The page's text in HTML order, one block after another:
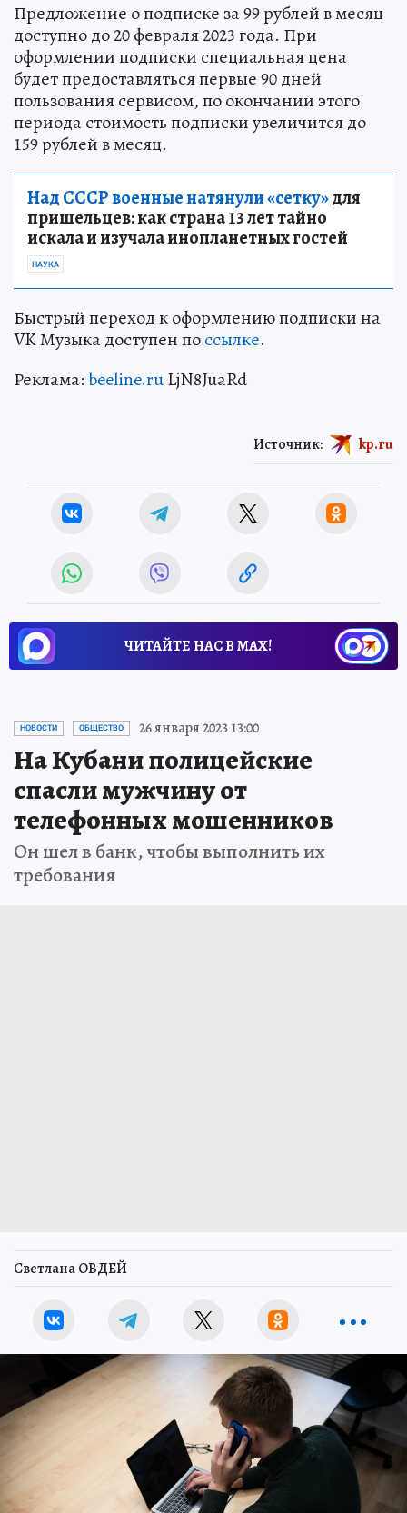
Предложение о подписке за 99 рублей в месяц
доступно до 20 февраля 2023 года. При
оформлении подписки специальная цена
будет предоставляться первые 90 дней
пользования сервисом, по окончании этого
периода стоимость подписки увеличится до
159 рублей в месяц.
Над СССР военные натянули «сетку»для
пришельцев: как страна 13 лет тайно
искала и изучала инопланетных гостей
НАУКА
Быстрый переход к оформлению подписки на
VK Музыка доступен поссылке.
Реклама:beeline.ruLjN8JuaRd
Источник: kp.ru
ЧИТАЙТЕ НАС В МАХ!
НОВОСТИ ОБЩЕСТВО 26 января 2023 13:00
На Кубани полицейские
спасли мужчину от
телефонных мошенников
Он шел в банк, чтобы выполнить их
требования
Светлана ОВДЕЙ